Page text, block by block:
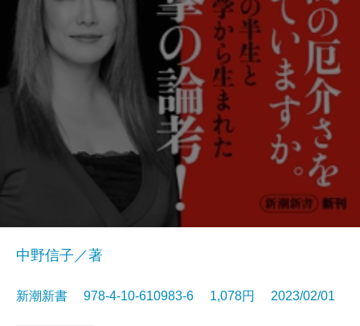
中野信子／著
新潮新書 978-4-10-610983-6 1,078円 2023/02/01